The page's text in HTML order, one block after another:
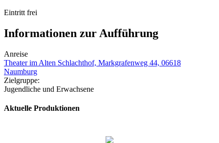
Eintritt frei
Informationen zur Aufführung
Anreise
Theater im Alten Schlachthof, Markgrafenweg 44, 06618
Naumburg
Zielgruppe:
Jugendliche und Erwachsene
Aktuelle Produktionen